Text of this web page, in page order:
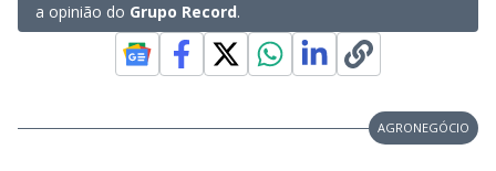
a opinião do Grupo Record.
AGRONEGÓCIO